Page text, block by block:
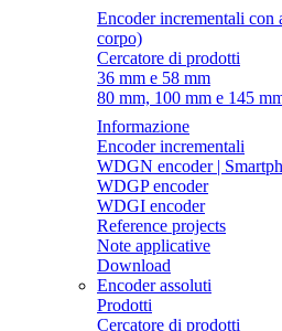
Encoder incrementali con
corpo)
Cercatore di prodotti
36 mm e 58 mm
80 mm, 100 mm e 145
Informazione
Encoder incrementali
WDGN encoder |
WDGP encoder
WDGI encoder
Reference projects
Note applicative
Download
Encoder assoluti
Prodotti
Cercatore di prodotti